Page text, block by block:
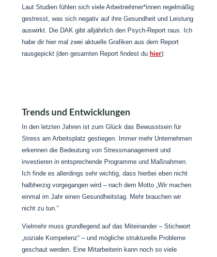
Laut Studien fühlen sich viele Arbeitnehmer*innen regelmäßig
gestresst, was sich negativ auf ihre Gesundheit und Leistung
auswirkt. Die DAK gibt alljährlich den Psych-Report raus. Ich
habe dir hier mal zwei aktuelle Grafiken aus dem Report
rausgepickt (den gesamten Report findest du hier):
Trends und Entwicklungen
In den letzten Jahren ist zum Glück das Bewusstsein für
Stress am Arbeitsplatz gestiegen. Immer mehr Unternehmen
erkennen die Bedeutung von Stressmanagement und
investieren in entsprechende Programme und Maßnahmen.
Ich finde es allerdings sehr wichtig, dass hierbei eben nicht
halbherzig vorgegangen wird – nach dem Motto „Wir machen
einmal im Jahr einen Gesundheitstag. Mehr brauchen wir
nicht zu tun.“
Vielmehr muss grundlegend auf das Miteinander – Stichwort
„soziale Kompetenz“ – und mögliche strukturelle Probleme
geschaut werden. Eine Mitarbeiterin kann noch so viele